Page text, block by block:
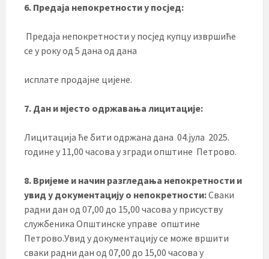
6. Предаја непокретности у посјед:
Предаја непокретности у посјед купцу извршиће
се у року од 5 дана од дана
исплате продајне цијене.
7. Дан и мјесто одржавања лицитације:
Лицитација ће бити одржана дана 04.јула 2025.
године у 11,00 часова у згради општине Петрово.
8. Вријеме и начин разгледања непокретности и
увид у документацију о непокретности:Сваки
радни дан од 07,00 до 15,00 часова у присуству
службеника Општинске управе општине
Петрово.Увид у документацију се може вршити
сваки радни дан од 07,00 до 15,00 часова у